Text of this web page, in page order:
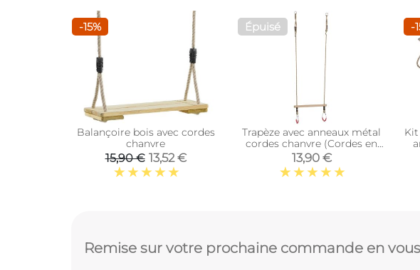
-15%
Balançoire bois avec cordes
chanvre
15,90 € 13,52 €
Épuisé
Trapèze avec anneaux métal
cordes chanvre (Cordes en
chanvre synthétique)
13,90 €
-
Kit
Remise sur votre prochaine commande en